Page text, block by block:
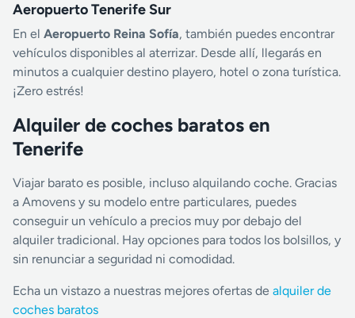
Aeropuerto Tenerife Sur
En el Aeropuerto Reina Sofía, también puedes encontrar
vehículos disponibles al aterrizar. Desde allí, llegarás en
minutos a cualquier destino playero, hotel o zona turística.
¡Zero estrés!
Alquiler de coches baratos en
Tenerife
Viajar barato es posible, incluso alquilando coche. Gracias
a Amovens y su modelo entre particulares, puedes
conseguir un vehículo a precios muy por debajo del
alquiler tradicional. Hay opciones para todos los bolsillos, y
sin renunciar a seguridad ni comodidad.
Echa un vistazo a nuestras mejores ofertas de alquiler de
coches baratos